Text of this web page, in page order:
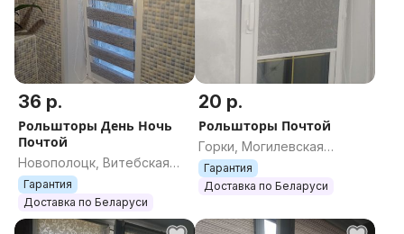
36 р.
Рольшторы День Ночь
Почтой
Новополоцк, Витебская
область
Гарантия
Доставка по Беларуси
20 р.
Рольшторы Почтой
Горки, Могилевская
область
Гарантия
Доставка по Беларуси